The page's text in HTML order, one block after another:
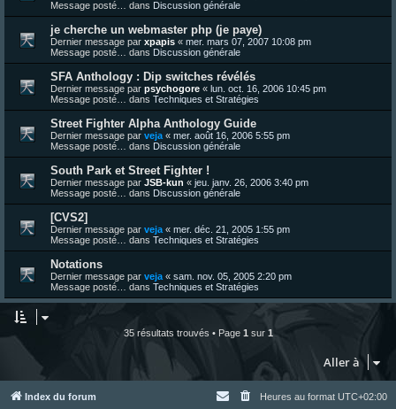
Message posté… dans Discussion générale
je cherche un webmaster php (je paye)
Dernier message par xpapis « mer. mars 07, 2007 10:08 pm
Message posté… dans Discussion générale
SFA Anthology : Dip switches révélés
Dernier message par psychogore « lun. oct. 16, 2006 10:45 pm
Message posté… dans Techniques et Stratégies
Street Fighter Alpha Anthology Guide
Dernier message par veja « mer. août 16, 2006 5:55 pm
Message posté… dans Discussion générale
South Park et Street Fighter !
Dernier message par JSB-kun « jeu. janv. 26, 2006 3:40 pm
Message posté… dans Discussion générale
[CVS2]
Dernier message par veja « mer. déc. 21, 2005 1:55 pm
Message posté… dans Techniques et Stratégies
Notations
Dernier message par veja « sam. nov. 05, 2005 2:20 pm
Message posté… dans Techniques et Stratégies
35 résultats trouvés • Page 1 sur 1
Aller à
Index du forum Heures au format UTC+02:00